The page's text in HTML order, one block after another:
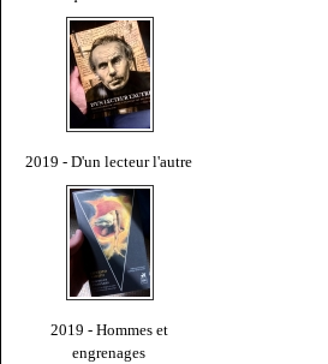
2019 - D'un lecteur l'autre
2019 - Hommes et
engrenages